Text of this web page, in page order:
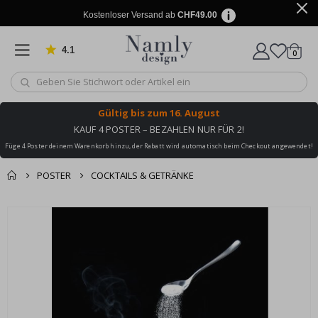
Kostenloser Versand ab CHF49.00
4.1 von 1034 Bewertungen
Wagen
0
Gültig bis zum 16. August
KAUF 4 POSTER – BEZAHLEN NUR FÜR 2!
Füge 4 Poster deinem Warenkorb hinzu, der Rabatt wird automatisch beim Checkout angewendet!
POSTER COCKTAILS & GETRÄNKE
Zusammen gekaufte